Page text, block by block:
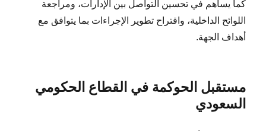
كما يساهم في تحسين التواصل بين الإدارات، ومراجعة
اللوائح الداخلية، واقتراح تطوير الإجراءات بما يتوافق مع
أهداف الجهة.
مستقبل الحوكمة في القطاع الحكومي
السعودي